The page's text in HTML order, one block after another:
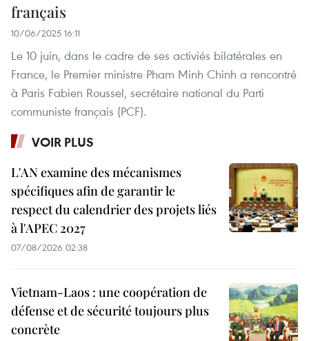
français
10/06/2025 16:11
Le 10 juin, dans le cadre de ses activiés bilatérales en
France, le Premier ministre Pham Minh Chinh a rencontré
à Paris Fabien Roussel, secrétaire national du Parti
communiste français (PCF).
VOIR PLUS
L'AN examine des mécanismes
spécifiques afin de garantir le
respect du calendrier des projets liés
à l'APEC 2027
07/08/2026 02:38
Vietnam-Laos : une coopération de
défense et de sécurité toujours plus
concrète